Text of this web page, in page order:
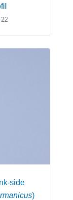
side
)